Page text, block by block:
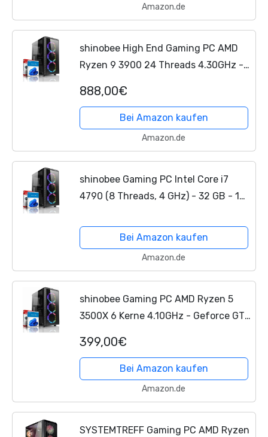
Amazon.de
shinobee High End Gaming PC AMD
Ryzen 9 3900 24 Threads 4.30GHz -
DDR4-1 TB SSD - Windows 11 - WLAN
- Gamer PCComputerRechner...
888,00€
Bei Amazon kaufen
Amazon.de
shinobee Gaming PC Intel Core i7
4790 (8 Threads, 4 GHz) - 32 GB - 1
GDDR5 - Windows 11 Prof - WLAN -
Gamer PCComputerRechner...
Bei Amazon kaufen
Amazon.de
shinobee Gaming PC AMD Ryzen 5
3500X 6 Kerne 4.10GHz - Geforce GTX
DDR4-512 GB NVME SSD - WLAN -
Gamer PC Computer Gaming...
399,00€
Bei Amazon kaufen
Amazon.de
SYSTEMTREFF Gaming PC AMD Ryzen